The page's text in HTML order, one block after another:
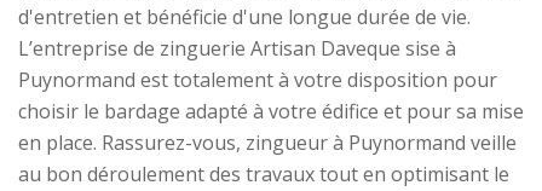
d'entretien et bénéficie d'une longue durée de vie.
L’entreprise de zinguerie Artisan Daveque sise à
Puynormand est totalement à votre disposition pour
choisir le bardage adapté à votre édifice et pour sa mise
en place. Rassurez-vous, zingueur à Puynormand veille
au bon déroulement des travaux tout en optimisant le